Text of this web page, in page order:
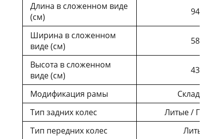
Длина в сложенном виде
(cм)
94
Ширина в сложенном
виде (cм)
58
Высота в сложенном
виде (cм)
43
Модификация рамы
Складная
Тип задних колес
Литые /
Тип передних колес
Литые